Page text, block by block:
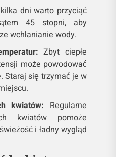
dni warto przyciąć
45 stopni, aby
wchłanianie wody.
Zbyt ciepłe
może powodować
Staraj się trzymać je w
kwiatów: Regularne
kwiatów pomoże
i ładny wygląd